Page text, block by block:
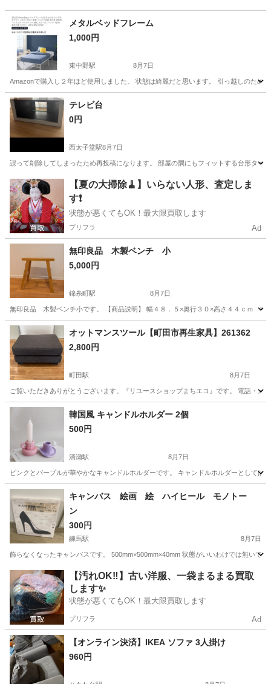
メタルベッドフレーム
1,000円
東中野駅 8月7日
Amazonで購入し２年ほど使用しました。 状態は綺麗だと思います。 引っ越しのため
東京 中野区 東中野駅
テレビ台
0円
西太子堂駅8月7日
誤って削除してしまったため再投稿になります。 部屋の隅にもフィットする台形タ
東京 世田谷区 西太子堂駅 収納家具 キャスター
【夏の大掃除🧹】いらない人形、査定しま
す❗️
状態が悪くてもOK！最大限買取します
プリフラ Ad
無印良品 木製ベンチ 小
5,000円
錦糸町駅 8月7日
無印良品 木製ベンチ小です。 【商品説明】 幅４８．５×奥行３０×高さ４４ｃｍ 中
東京 墨田区 錦糸町駅
オットマンスツール【町田市再生家具】261362
2,800円
町田駅 8月7日
ご覧いただきありがとうございます。『リユースショップまちエコ』です。 電話・
東京 町田市 町田駅 ソファ リユース
韓国風 キャンドルホルダー 2個
500円
清瀬駅 8月7日
ピンクとパープルが華やかなキャンドルホルダーです。 キャンドルホルダーとして
東京 清瀬市 インテリア雑貨/小物
キャンバス 絵画 絵 ハイヒール モノトー
ン
300円
練馬駅 8月7日
飾らなくなったキャンバスです。 500mm×500mm×40mm 状態がいいわけでは無いで
東京 練馬区 練馬駅 インテリア雑貨/小物 キャンバス
【汚れOK‼️】古い洋服、一袋まるまる買取
します✨
状態が悪くてもOK！最大限買取します
プリフラ Ad
【オンライン決済】IKEA ソファ 3人掛け
960円